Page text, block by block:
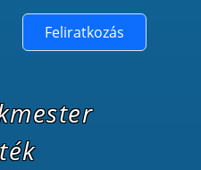
Feliratkozás